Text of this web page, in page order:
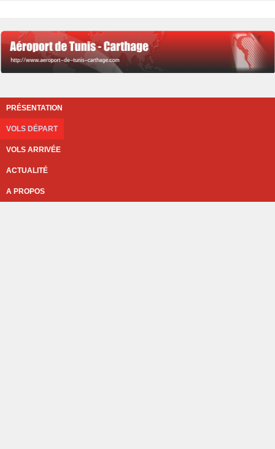
PRÉSENTATION
VOLS DÉPART
VOLS ARRIVÉE
ACTUALITÉ
A PROPOS